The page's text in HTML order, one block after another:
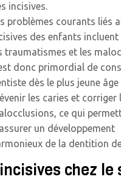
incisives.
problèmes courants liés
des enfants incluent
traumatismes et les
donc primordial de
dès le plus jeune
les caries et corriger
ce qui
un développement
de la dentition
chez le